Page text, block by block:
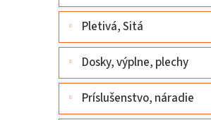
Pletivá, Sitá
Dosky, výplne, plechy
Príslušenstvo, náradie